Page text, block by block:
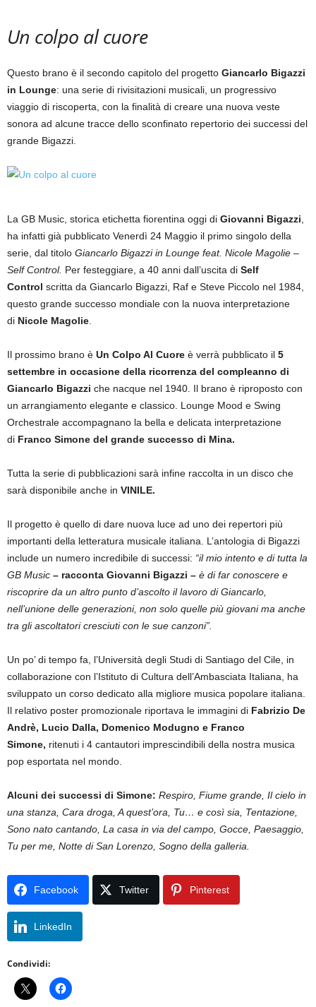
Un colpo al cuore
Questo brano è il secondo capitolo del progetto Giancarlo Bigazzi
in Lounge: una serie di rivisitazioni musicali, un progressivo
viaggio di riscoperta, con la finalità di creare una nuova veste
sonora ad alcune tracce dello sconfinato repertorio dei successi del
grande Bigazzi.
La GB Music, storica etichetta fiorentina oggi di Giovanni Bigazzi
ha infatti già pubblicato Venerdì 24 Maggio il primo singolo della
serie, dal titolo Giancarlo Bigazzi in Lounge feat. Nicole Magolie –
Self Control. Per festeggiare, a 40 anni dall’uscita di Self
Control scritta da Giancarlo Bigazzi, Raf e Steve Piccolo nel 1984,
questo grande successo mondiale con la nuova interpretazione
di Nicole Magolie
Il prossimo brano è Un Colpo Al Cuore è verrà pubblicato il 5
settembre in occasione della ricorrenza del compleanno di
Giancarlo Bigazzi che nacque nel 1940. Il brano è riproposto con
un arrangiamento elegante e classico. Lounge Mood e Swing
Orchestrale accompagnano la bella e delicata interpretazione
di Franco Simone del grande successo di Mina.
Tutta la serie di pubblicazioni sarà infine raccolta in un disco che
sarà disponibile anche in VINILE.
Il progetto è quello di dare nuova luce ad uno dei repertori più
importanti della letteratura musicale italiana. L’antologia di Bigazzi
include un numero incredibile di successi: “il mio intento e di tutta la
GB Music – racconta Giovanni Bigazzi – è di far conoscere e
riscoprire da un altro punto d’ascolto il lavoro di Giancarlo,
nell’unione delle generazioni, non solo quelle più giovani ma anche
tra gli ascoltatori cresciuti con le sue canzoni”.
Un po’ di tempo fa, l’Università degli Studi di Santiago del Cile, in
collaborazione con l’Istituto di Cultura dell’Ambasciata Italiana, ha
sviluppato un corso dedicato alla migliore musica popolare italiana.
Il relativo poster promozionale riportava le immagini di Fabrizio De
Andrè, Lucio Dalla, Domenico Modugno e Franco
Simone, ritenuti i 4 cantautori imprescindibili della nostra musica
pop esportata nel mondo.
Alcuni dei successi di Simone: Respiro, Fiume grande, Il cielo in
una stanza, Cara droga, A quest’ora, Tu… e così sia, Tentazione,
Sono nato cantando, La casa in via del campo, Gocce, Paesaggio,
Tu per me, Notte di San Lorenzo, Sogno della galleria.
Facebook Twitter Pinterest
LinkedIn
Condividi: